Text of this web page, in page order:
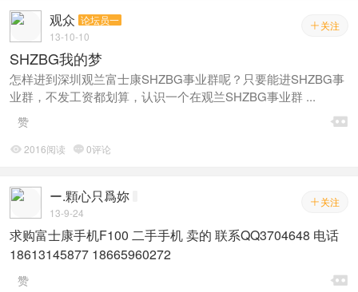
(含教堂，花海,风车，英式建筑等)+南澳海景(全程车接车送, 四对二
服务拍摄，8:00-21:30拍完)； 2.服装5套：全场婚纱礼服任选5套，
不分等级，造型5套； 3.相册3本：（16寸+10寸+苹果相册）入册精
修40张，底片全送带微调，设计师设计的相册模版也送； 4.相框3
个：新款韩式烤瓷九宫格(一个大的烤瓷面,镶有9张照片)，36*20的浪
漫韩式框一个，浪漫大红双喜字框一个(双喜里面四个口,各镶有四张
照片)； 5.摆台3个：一个12寸的精品白色韩式考瓷摆台，一个10寸
意大利水晶（边框会根据照片颜色变幻），一个7寸的韩式水晶摆
台； 6.挂画1张：酒店摆酒用的长一米二八的绢丝挂画，防潮，摆完
电视播放； 8.钱包照4张； 9.水晶钥匙扣一对（镶印了自己的照
片）； 10.如在深圳当地摆酒, 当日可以免费提供礼服及化妆造型。
有需要著加QQ:309625414 电话：13418459937
 关注
观众 论坛员一
13-10-10
SHZBG我的梦
怎样进到深圳观兰富士康SHZBG事业群呢？只要能进SHZBG事
业群，不发工资都划算，认识一个在观兰SHZBG事业群 ...

赞
 2016阅读 0评论
 关注
ー.顆心只爲妳
13-9-24
求购富士康手机F100 二手手机 卖的 联系QQ3704648 电话
18613145877 18665960272

赞